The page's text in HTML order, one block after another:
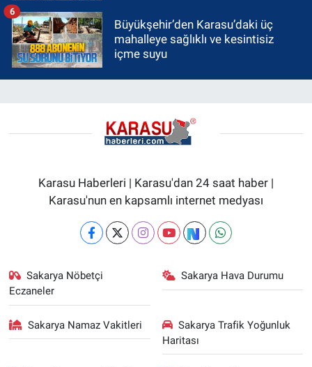
Büyükşehir’den Karasu’daki üç
mahalleye sağlıklı ve kesintisiz
içme suyu
6
Karasu Haberleri | Karasu'dan 24 saat haber |
Karasu'nun en kapsamlı internet medyası
Sakarya Nöbetçi
Eczaneler
Sakarya Hava Durumu
Sakarya Namaz Vakitleri
Sakarya Trafik Yoğunluk
Haritası